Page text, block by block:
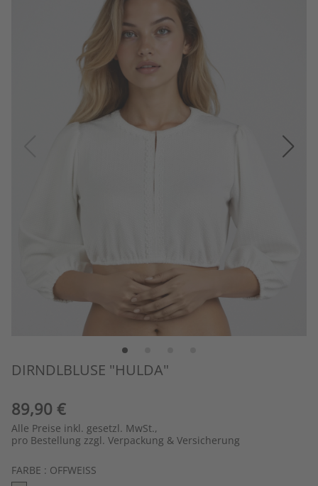
DIRNDLBLUSE "HULDA"
89,90 €
Alle Preise inkl. gesetzl. MwSt.,
pro Bestellung zzgl. Verpackung & Versicherung
FARBE : OFFWEISS